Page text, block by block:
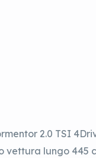
2.0 TSI
vettura lungo 445